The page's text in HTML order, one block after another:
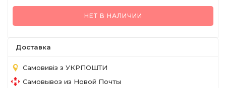
НЕТ В НАЛИЧИИ
Доставка
Самовивіз з УКРПОШТИ
Самовывоз из Новой Почты